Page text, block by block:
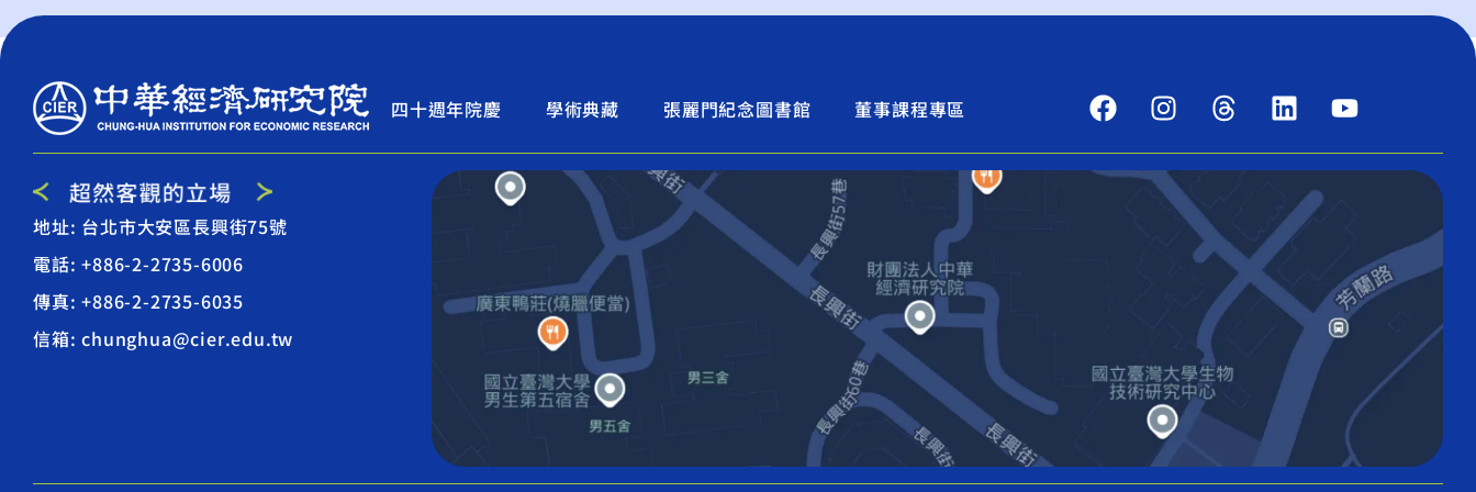
四十週年院慶 學術典藏 張麗門紀念圖書館 董事課程專區
地址: 台北市大安區長興街75號
電話: +886-2-2735-6006
傳真: +886-2-2735-6035
信箱: chunghua@cier.edu.tw